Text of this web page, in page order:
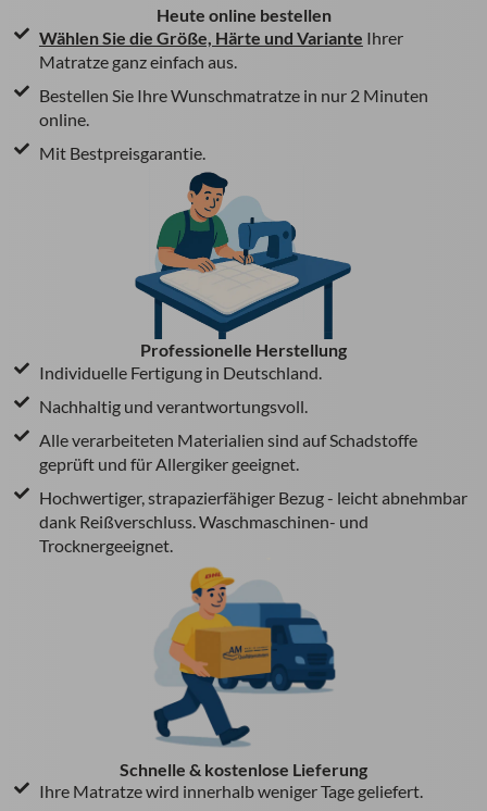
Heute online bestellen
Wählen Sie die Größe, Härte und Variante Ihrer
Matratze ganz einfach aus.
Bestellen Sie Ihre Wunschmatratze in nur 2 Minuten
online.
Mit Bestpreisgarantie.
Professionelle Herstellung
Individuelle Fertigung in Deutschland.
Nachhaltig und verantwortungsvoll.
Alle verarbeiteten Materialien sind auf Schadstoffe
geprüft und für Allergiker geeignet.
Hochwertiger, strapazierfähiger Bezug - leicht abnehmbar
dank Reißverschluss. Waschmaschinen- und
Trocknergeeignet.
Schnelle & kostenlose Lieferung
Ihre Matratze wird innerhalb weniger Tage geliefert.